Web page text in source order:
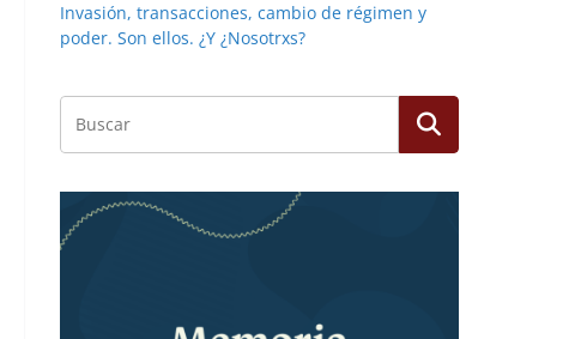
Invasión, transacciones, cambio de régimen y
poder. Son ellos. ¿Y ¿Nosotrxs?